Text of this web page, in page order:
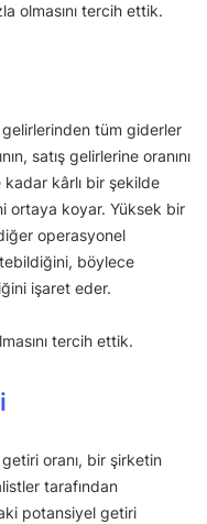
olmasını tercih ettik.
tüm giderler
satış gelirlerine oranını
kadar kârlı bir şekilde
ortaya koyar. Yüksek bir
operasyonel
böylece
işaret eder.
tercih ettik.
oranı, bir şirketin
tarafından
potansiyel getiri